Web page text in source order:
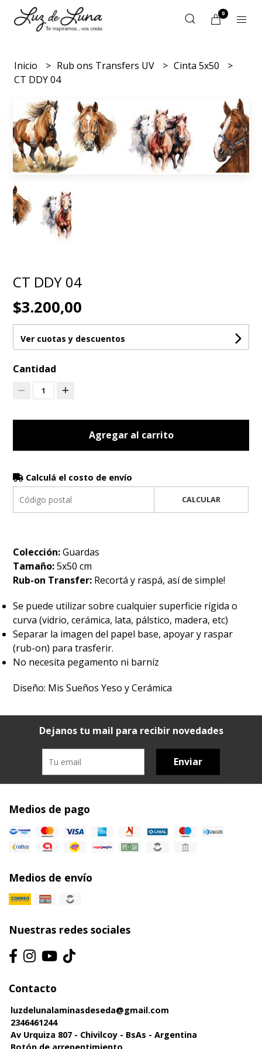
0
Inicio Rub ons Transfers UV
Cinta 5x50
CT DDY 04
CT DDY 04
$3.200,00
Ver cuotas y descuentos
Cantidad
1
Agregar al carrito
Calculá el costo de envío
CALCULAR
Colección:Guardas
Tamaño:5x50 cm
Rub-on Transfer: Recortá y raspá, así de simple!
Se puede utilizar sobre cualquier superficie rígida o
curva (vidrio, cerámica, lata, pálstico, madera, etc)
Separar la imagen del papel base, apoyar y raspar
(rub-on) para trasferir.
No necesita pegamento ni barníz
Diseño: Mis Sueños Yeso y Cerámica
Dejanos tu mail para recibir novedades
Enviar
Medios de pago
Medios de envío
Nuestras redes sociales
Contacto
luzdelunalaminasdeseda@gmail.com
2346461244
Av Urquiza 807 - Chivilcoy - BsAs - Argentina